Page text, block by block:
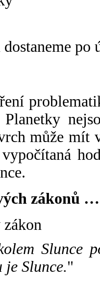
po
Planetky
může mít
zákonů …
Slunce
je Slunce."